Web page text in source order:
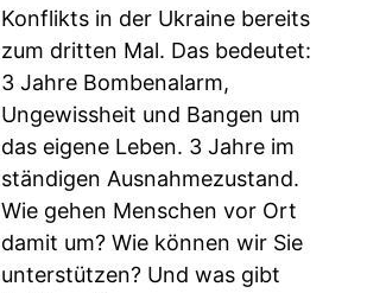
Konflikts in der Ukraine bereits
zum dritten Mal. Das bedeutet:
3 Jahre Bombenalarm,
Ungewissheit und Bangen um
das eigene Leben. 3 Jahre im
ständigen Ausnahmezustand.
Wie gehen Menschen vor Ort
damit um? Wie können wir Sie
unterstützen? Und was gibt